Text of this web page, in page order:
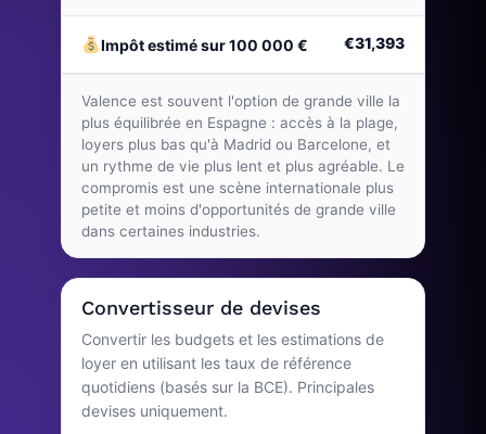
Impôt estimé sur 100 000 € €31,393
Valence est souvent l'option de grande ville la
plus équilibrée en Espagne : accès à la plage,
loyers plus bas qu'à Madrid ou Barcelone, et
un rythme de vie plus lent et plus agréable. Le
compromis est une scène internationale plus
petite et moins d'opportunités de grande ville
dans certaines industries.
Convertisseur de devises
Convertir les budgets et les estimations de
loyer en utilisant les taux de référence
quotidiens (basés sur la BCE). Principales
devises uniquement.